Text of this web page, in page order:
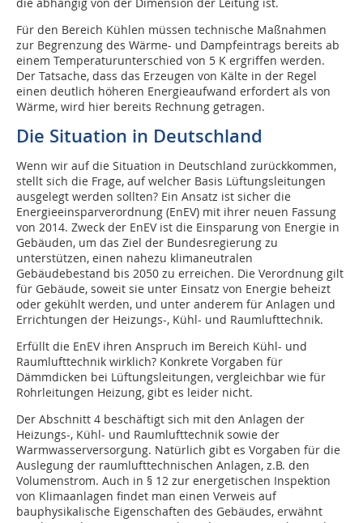
die abhängig von der Dimension der Leitung ist.
Für den Bereich Kühlen müssen technische Maßnahmen
zur Begrenzung des Wärme- und Dampfeintrags bereits ab
einem Temperaturunterschied von 5 K ergriffen werden.
Der Tatsache, dass das Erzeugen von Kälte in der Regel
einen deutlich höheren Energieaufwand erfordert als von
Wärme, wird hier bereits Rechnung getragen.
Die Situation in Deutschland
Wenn wir auf die Situation in Deutschland zurückkommen,
stellt sich die Frage, auf welcher Basis Lüftungsleitungen
ausgelegt werden sollten? Ein Ansatz ist sicher die
Energieeinsparverordnung (EnEV) mit ihrer neuen Fassung
von 2014. Zweck der EnEV ist die Einsparung von Energie in
Gebäuden, um das Ziel der Bundesregierung zu
unterstützen, einen nahezu klimaneutralen
Gebäudebestand bis 2050 zu erreichen. Die Verordnung gilt
für Gebäude, soweit sie unter Einsatz von Energie beheizt
oder gekühlt werden, und unter anderem für Anlagen und
Errichtungen der Heizungs-, Kühl- und Raumlufttechnik.
Erfüllt die EnEV ihren Anspruch im Bereich Kühl- und
Raumlufttechnik wirklich? Konkrete Vorgaben für
Dämmdicken bei Lüftungsleitungen, vergleichbar wie für
Rohrleitungen Heizung, gibt es leider nicht.
Der Abschnitt 4 beschäftigt sich mit den Anlagen der
Heizungs-, Kühl- und Raumlufttechnik sowie der
Warmwasserversorgung. Natürlich gibt es Vorgaben für die
Auslegung der raumlufttechnischen Anlagen, z.B. den
Volumenstrom. Auch in § 12 zur energetischen Inspektion
von Klimaanlagen findet man einen Verweis auf
bauphysikalische Eigenschaften des Gebäudes, erwähnt